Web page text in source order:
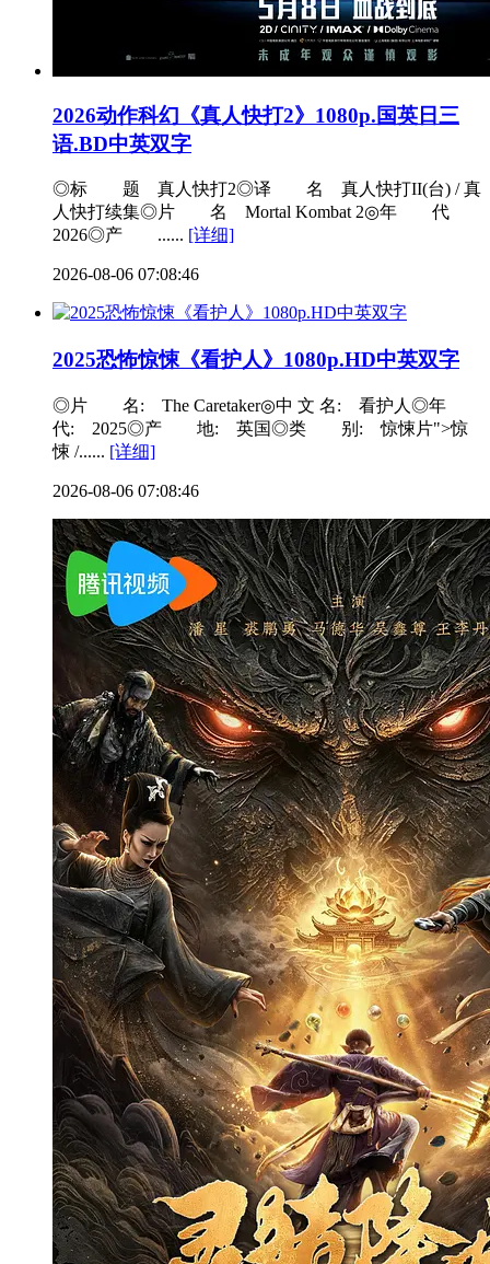
2026动作科幻《真人快打2》1080p.国英日三
语.BD中英双字
◎标 题 真人快打2◎译 名 真人快打II(台) / 真
人快打续集◎片 名 Mortal Kombat 2◎年 代
2026◎产 ...... [详细]
2026-08-06 07:08:46
2025恐怖惊悚《看护人》1080p.HD中英双字
◎片 名: The Caretaker◎中 文 名: 看护人◎年
代: 2025◎产 地: 英国◎类 别: 惊悚片">惊
悚 /...... [详细]
2026-08-06 07:08:46